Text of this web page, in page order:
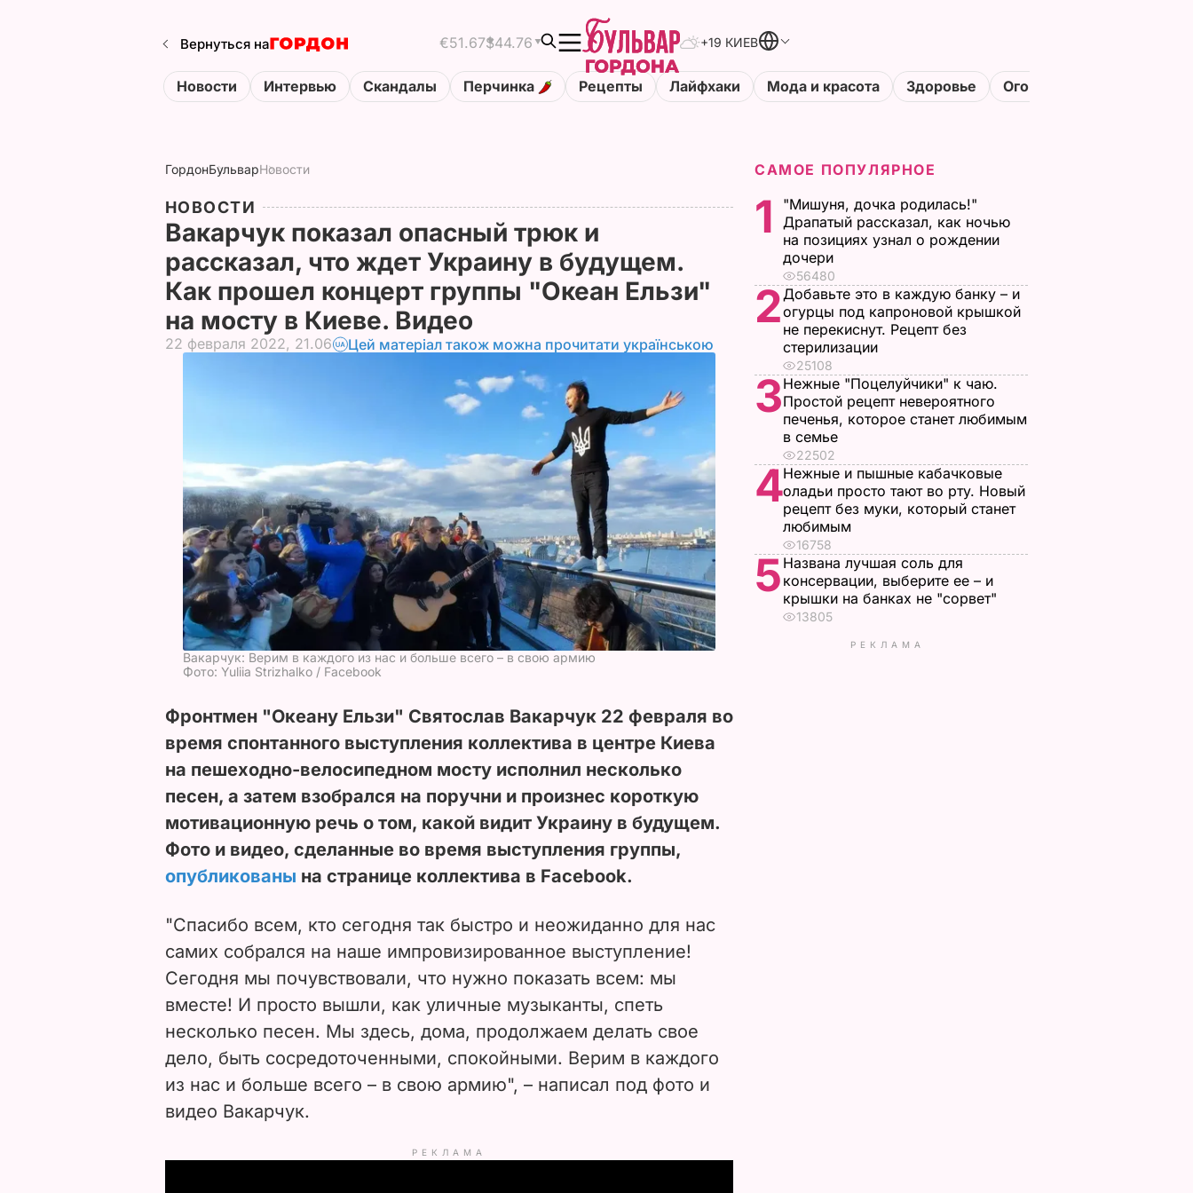
Вернуться на €51.67$44.76 +19 КИЕВ
Новости Интервью Скандалы Перчинка Рецепты Лайфхаки Мода и красота Здоровье Огороды
ГордонБульварНовости
НОВОСТИ
Вакарчук показал опасный трюк и
рассказал, что ждет Украину в будущем.
Как прошел концерт группы "Океан Ельзи"
на мосту в Киеве. Видео
22 февраля 2022, 21.06 Цей матеріал також можна прочитати українською
Вакарчук: Верим в каждого из нас и больше всего – в свою армию
Фото: Yuliia Strizhalko / Facebook
Фронтмен "Океану Ельзи" Святослав Вакарчук 22 февраля во
время спонтанного выступления коллектива в центре Киева
на пешеходно-велосипедном мосту исполнил несколько
песен, а затем взобрался на поручни и произнес короткую
мотивационную речь о том, какой видит Украину в будущем.
Фото и видео, сделанные во время выступления группы,
опубликованы на странице коллектива в Facebook.
"Спасибо всем, кто сегодня так быстро и неожиданно для нас
самих собрался на наше импровизированное выступление!
Сегодня мы почувствовали, что нужно показать всем: мы
вместе! И просто вышли, как уличные музыканты, спеть
несколько песен. Мы здесь, дома, продолжаем делать свое
дело, быть сосредоточенными, спокойными. Верим в каждого
из нас и больше всего – в свою армию", – написал под фото и
видео Вакарчук.
РЕКЛАМА
САМОЕ ПОПУЛЯРНОЕ
1
"Мишуня, дочка родилась!"
Драпатый рассказал, как ночью
на позициях узнал о рождении
дочери
56480
2Добавьте это в каждую банку – и
огурцы под капроновой крышкой
не перекиснут. Рецепт без
стерилизации
25108
3Нежные "Поцелуйчики" к чаю.
Простой рецепт невероятного
печенья, которое станет любимым
в семье
22502
4Нежные и пышные кабачковые
оладьи просто тают во рту. Новый
рецепт без муки, который станет
любимым
16758
5 Названа лучшая соль для
консервации, выберите ее – и
крышки на банках не "сорвет"
13805
РЕКЛАМА